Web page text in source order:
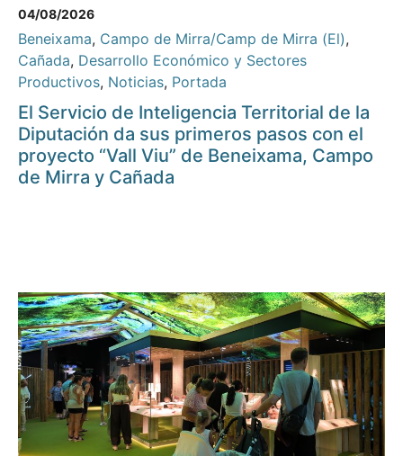
04/08/2026
Beneixama, Campo de Mirra/Camp de Mirra (El),
Cañada, Desarrollo Económico y Sectores
Productivos, Noticias, Portada
El Servicio de Inteligencia Territorial de la
Diputación da sus primeros pasos con el
proyecto “Vall Viu” de Beneixama, Campo
de Mirra y Cañada